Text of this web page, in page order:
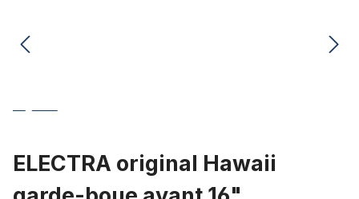
ELECTRA original Hawaii